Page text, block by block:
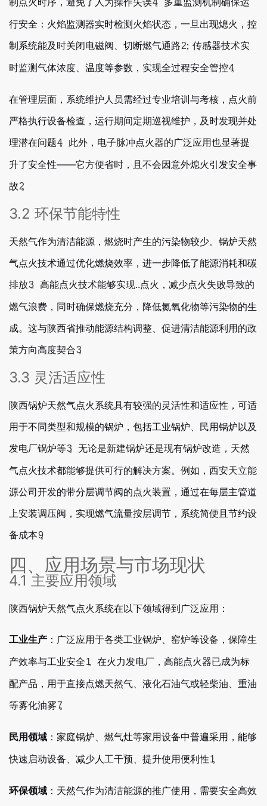
4
行安全：火焰监测器实时检测火焰状态，一旦出现熄火，控
制系统能及时关闭电磁阀、切断燃气通路2；传感器技术实
时监测气体浓度、温度等参数，实现全过程安全管控4
。
在管理层面，系统维护人员需经过专业培训与考核，点火前
严格执行设备检查，运行期间定期巡视维护，及时发现并处
理潜在问题4。此外，电子脉冲点火器的广泛应用也显著提
升了安全性——它方便省时，且不会因意外熄火引发安全事
故2
。
3.2 环保节能特性
天然气作为清洁能源，燃烧时产生的污染物较少。锅炉天然
气点火技术通过优化燃烧效率，进一步降低了能源消耗和碳
排放3。高能点火技术能够实现..点火，减少点火失败导致的
燃气浪费，同时确保燃烧充分，降低氮氧化物等污染物的生
成。这与陕西省推动能源结构调整、促进清洁能源利用的政
策方向高度契合3
。
3.3 灵活适应性
陕西锅炉天然气点火系统具有较强的灵活性和适应性，可适
用于不同类型和规模的锅炉，包括工业锅炉、民用锅炉以及
发电厂锅炉等3。无论是新建锅炉还是现有锅炉改造，天然
气点火技术都能够提供可行的解决方案。例如，西安天立能
源公司开发的带分层调节阀的点火装置，通过在每层主管道
上安装调压阀，实现燃气流量按层调节，系统简便且节约设
备成本9
。
四、应用场景与市场现状
4.1 主要应用领域
陕西锅炉天然气点火系统在以下领域得到广泛应用：
工业生产 ：广泛应用于各类工业锅炉、窑炉等设备，保障生
产效率与工业安全1。在火力发电厂，高能点火器已成为标
配产品，用于直接点燃天然气、液化石油气或轻柴油、重油
等雾化油雾7
。
民用领域 ：家庭锅炉、燃气灶等家用设备中普遍采用，能够
快速启动设备、减少人工干预、提升使用便利性1
。
环保领域 ：天然气作为清洁能源的推广使用，需要安全高效